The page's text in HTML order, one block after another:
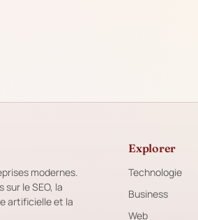
modernes.
le SEO, la
artificielle et la
Explorer
Technologie
Business
Web